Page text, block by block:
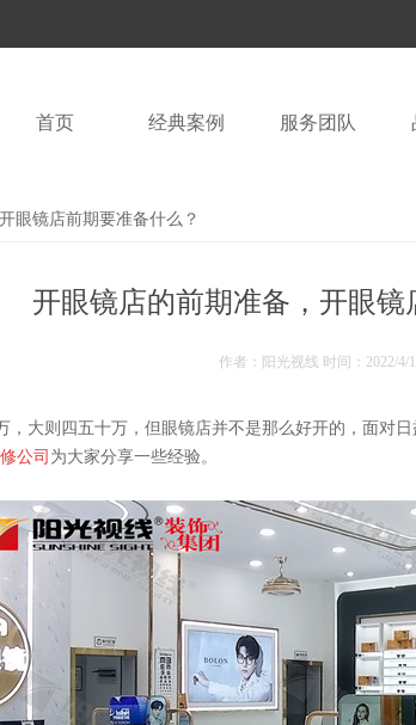
首页 经典案例 服务团队
眼镜店前期要准备什么？
开眼镜店的前期准备，开眼镜
作者：阳光视线 时间： 2022/4/
，大则四五十万，但眼镜店并不是那么好开的，面对
公司 为大家分享一些经验。